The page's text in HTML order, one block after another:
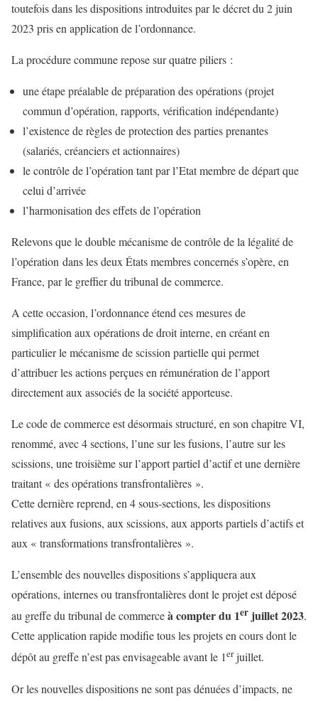
toutefois dans les dispositions introduites par le décret du 2 juin
2023 pris en application de l’ordonnance.
La procédure commune repose sur quatre piliers :
une étape préalable de préparation des opérations (projet
commun d’opération, rapports, vérification indépendante)
l’existence de règles de protection des parties prenantes
(salariés, créanciers et actionnaires)
le contrôle de l’opération tant par l’Etat membre de départ que
celui d’arrivée
l’harmonisation des effets de l’opération
Relevons que le double mécanisme de contrôle de la légalité de
l’opération dans les deux États membres concernés s’opère, en
France, par le greffier du tribunal de commerce.
A cette occasion, l’ordonnance étend ces mesures de
simplification aux opérations de droit interne, en créant en
particulier le mécanisme de scission partielle qui permet
d’attribuer les actions perçues en rémunération de l’apport
directement aux associés de la société apporteuse.
Le code de commerce est désormais structuré, en son chapitre VI,
renommé, avec 4 sections, l’une sur les fusions, l’autre sur les
scissions, une troisième sur l’apport partiel d’actif et une dernière
traitant « des opérations transfrontalières ».
Cette dernière reprend, en 4 sous-sections, les dispositions
relatives aux fusions, aux scissions, aux apports partiels d’actifs et
aux « transformations transfrontalières ».
L’ensemble des nouvelles dispositions s’appliquera aux
opérations, internes ou transfrontalières dont le projet est déposé
au greffe du tribunal de commerceà compter du 1er juillet 2023.
Cette application rapide modifie tous les projets en cours dont le
dépôt au greffe n’est pas envisageable avant le 1erjuillet.
Or les nouvelles dispositions ne sont pas dénuées d’impacts, ne